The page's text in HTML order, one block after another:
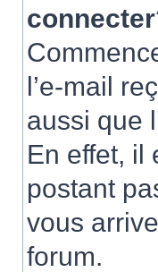
l’e-mail
aussi que
En effet, il
postant
vous
forum.